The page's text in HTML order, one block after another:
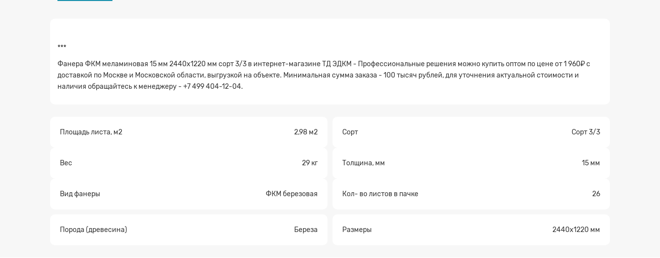
***
Фанера ФКМ меламиновая 15 мм 2440х1220 мм сорт 3/3 в интернет-магазине ТД ЭДКМ - Профессиональные решения можно купить оптом по цене от 1 960₽ с
доставкой по Москве и Московской области, выгрузкой на объекте. Минимальная сумма заказа - 100 тысяч рублей, для уточнения актуальной стоимости и
наличия обращайтесь к менеджеру - +7 499 404-12-04.
Площадь листа, м2 2,98 м2 Сорт Сорт 3/3
Вес 29 кг Толщина, мм 15 мм
Вид фанеры ФКМ березовая Кол- во листов в пачке 26
Порода (древесина) Береза Рaзмеры 2440x1220 мм